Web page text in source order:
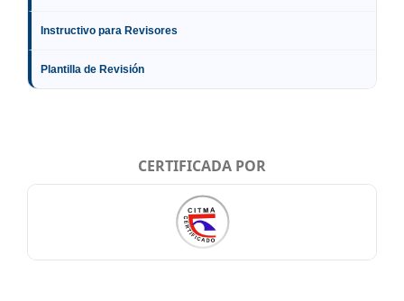
Instructivo para Revisores
Plantilla de Revisión
CERTIFICADA POR